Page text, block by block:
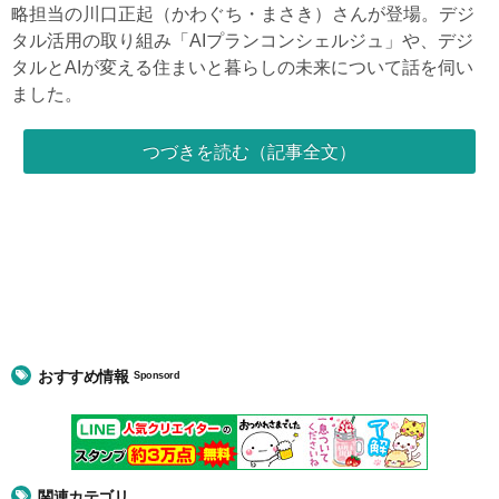
略担当の川口正起（かわぐち・まさき）さんが登場。デジ
タル活用の取り組み「AIプランコンシェルジュ」や、デジ
タルとAIが変える住まいと暮らしの未来について話を伺い
ました。
つづきを読む（記事全文）
おすすめ情報Sponsord